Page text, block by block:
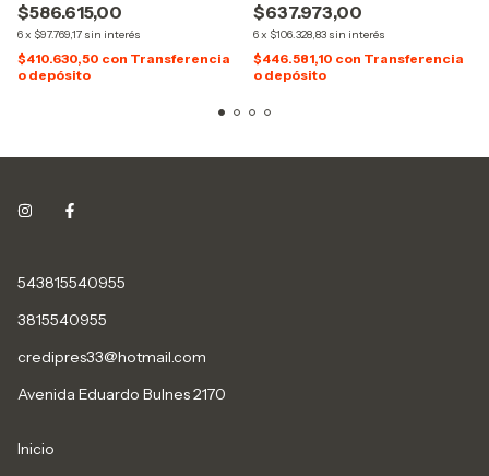
$586.615,00
6x $97.769,17 sin interés
$410.630,50 con Transferencia
o depósito
$637.973,00
6x $106.328,83 sin interés
$446.581,10 con Transferencia
o depósito
543815540955
3815540955
credipres33@hotmail.com
Avenida Eduardo Bulnes 2170
Inicio